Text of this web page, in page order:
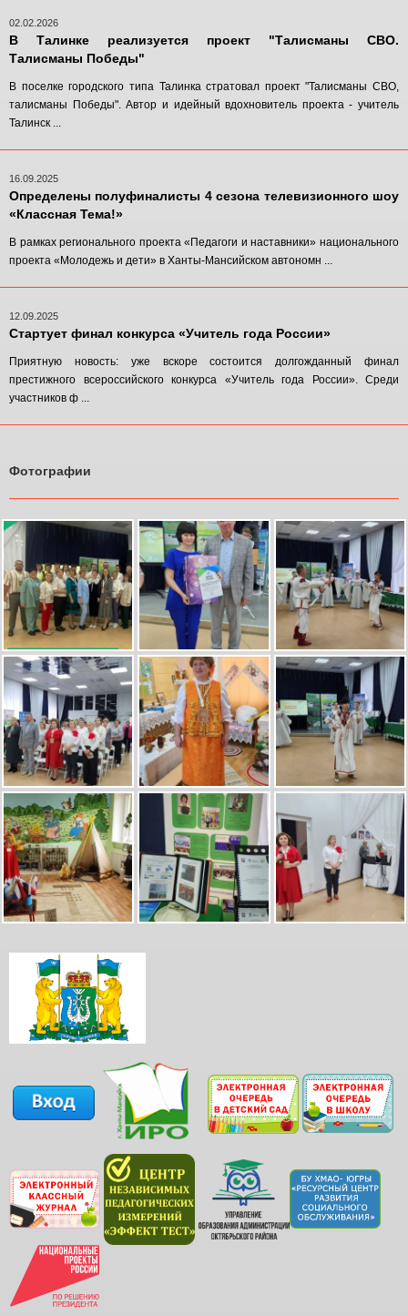
02.02.2026
В Талинке реализуется проект "Талисманы СВО.
Талисманы Победы"
В поселке городского типа Талинка стратовал проект "Талисманы СВО,
талисманы Победы". Автор и идейный вдохновитель проекта - учитель
Талинск ...
16.09.2025
Определены полуфиналисты 4 сезона телевизионного шоу
«Классная Тема!»
В рамках регионального проекта «Педагоги и наставники» национального
проекта «Молодежь и дети» в Ханты-Мансийском автономн ...
12.09.2025
Стартует финал конкурса «Учитель года России»
Приятную новость: уже вскоре состоится долгожданный финал
престижного всероссийского конкурса «Учитель года России». Среди
участников ф ...
Фотографии